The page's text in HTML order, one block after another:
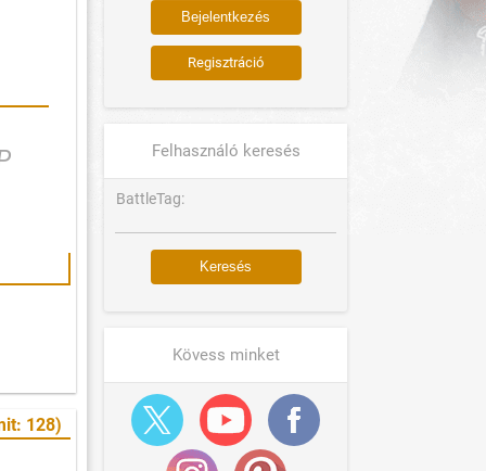
128)
Regisztráció
Felhasználó keresés
BattleTag:
Kövess minket